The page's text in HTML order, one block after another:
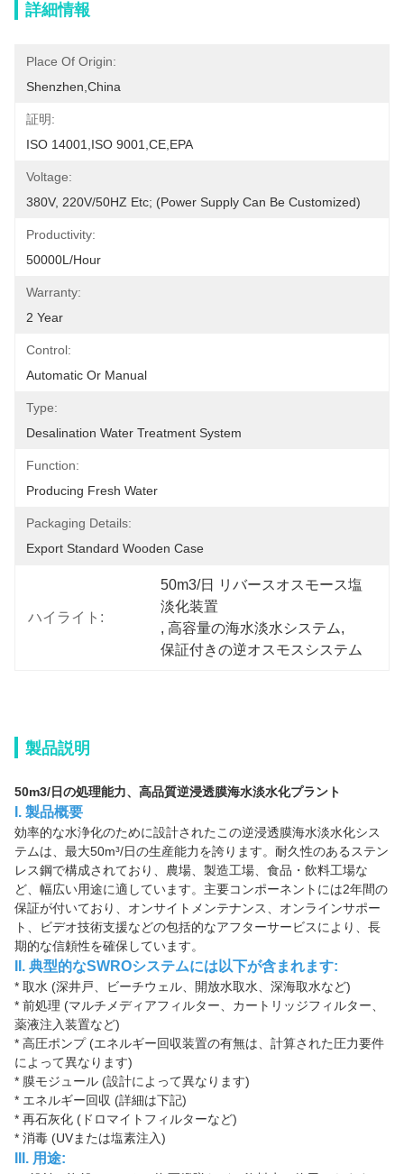
詳細情報
Place Of Origin:
Shenzhen,China
証明:
ISO 14001,ISO 9001,CE,EPA
Voltage:
380V, 220V/50HZ Etc; (Power Supply Can Be Customized)
Productivity:
50000L/Hour
Warranty:
2 Year
Control:
Automatic Or Manual
Type:
Desalination Water Treatment System
Function:
Producing Fresh Water
Packaging Details:
Export Standard Wooden Case
ハイライト:
50m3/日 リバースオスモース塩
淡化装置
, 高容量の海水淡水システム,
保証付きの逆オスモスシステム
製品説明
50m3/日の処理能力、高品質逆浸透膜海水淡水化プラント
I. 製品概要
効率的な水浄化のために設計されたこの逆浸透膜海水淡水化シス
テムは、最大50m³/日の生産能力を誇ります。耐久性のあるステン
レス鋼で構成されており、農場、製造工場、食品・飲料工場な
ど、幅広い用途に適しています。主要コンポーネントには2年間の
保証が付いており、オンサイトメンテナンス、オンラインサポー
ト、ビデオ技術支援などの包括的なアフターサービスにより、長
期的な信頼性を確保しています。
II. 典型的なSWROシステムには以下が含まれます:
* 取水 (深井戸、ビーチウェル、開放水取水、深海取水など)
* 前処理 (マルチメディアフィルター、カートリッジフィルター、
薬液注入装置など)
* 高圧ポンプ (エネルギー回収装置の有無は、計算された圧力要件
によって異なります)
* 膜モジュール (設計によって異なります)
* エネルギー回収 (詳細は下記)
* 再石灰化 (ドロマイトフィルターなど)
* 消毒 (UVまたは塩素注入)
III. 用途: